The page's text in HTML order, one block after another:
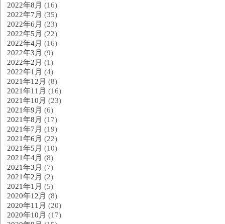
2022年8月 (16)
2022年7月 (35)
2022年6月 (23)
2022年5月 (22)
2022年4月 (16)
2022年3月 (9)
2022年2月 (1)
2022年1月 (4)
2021年12月 (8)
2021年11月 (16)
2021年10月 (23)
2021年9月 (6)
2021年8月 (17)
2021年7月 (19)
2021年6月 (22)
2021年5月 (10)
2021年4月 (8)
2021年3月 (7)
2021年2月 (2)
2021年1月 (5)
2020年12月 (8)
2020年11月 (20)
2020年10月 (17)